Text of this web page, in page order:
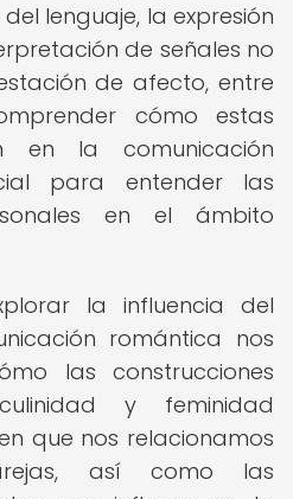
lenguaje, la expresión
de señales no
de afecto, entre
cómo estas
en la comunicación
para entender las
en el ámbito
la influencia del
romántica nos
las construcciones
y feminidad
que nos relacionamos
así como las